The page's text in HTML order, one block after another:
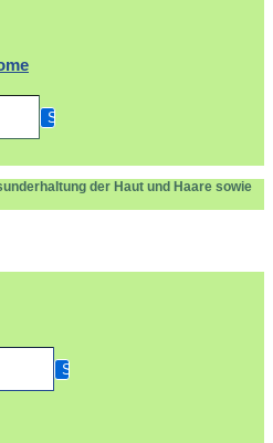
der Haut und Haare sowie